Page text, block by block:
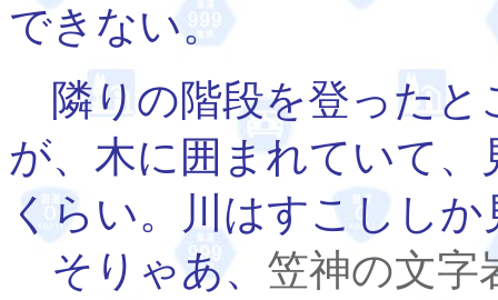
できない。
隣りの階段を登ったと
が、木に囲まれていて
くらい。川はすこしし
そりゃあ、 笠神の文字